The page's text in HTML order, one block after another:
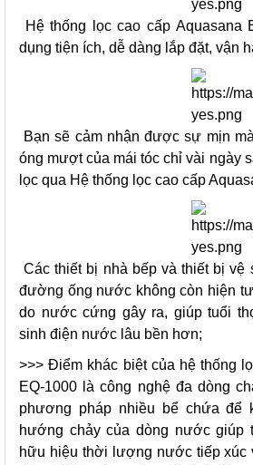
Hệ thống lọc cao cấp Aquasana
dụng tiện ích, dễ dàng lắp đặt, vận
Bạn sẽ cảm nhận được sự mịn
óng mượt của mái tóc chỉ vài ngày
lọc qua Hệ thống lọc cao cấp
Các thiết bị nhà bếp và thiết bị vệ
đường ống nước không còn hiện
do nước cứng gây ra, giúp tuổi
sinh điện nước lâu bền hơn;
>>> Điểm khác biệt của hệ thống
EQ-1000 là công nghệ đa dòng
phương pháp nhiều bể chứa để
hướng chảy của dòng nước giúp
hữu hiệu thời lượng nước tiếp xúc